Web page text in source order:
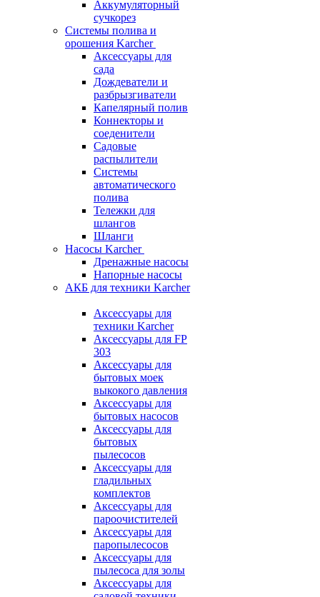
Аккумуляторный
сучкорез
Системы полива и
орошения Karcher
Аксессуары для
сада
Дождеватели и
разбрызгиватели
Капелярный полив
Коннекторы и
соеденители
Садовые
распылители
Системы
автоматического
полива
Тележки для
шлангов
Шланги
Насосы Karcher
Дренажные насосы
Напорные насосы
АКБ для техники Karcher
Аксессуары для
техники Karcher
Аксессуары для FP
303
Аксессуары для
бытовых моек
выкокого давления
Аксессуары для
бытовых насосов
Аксессуары для
бытовых
пылесосов
Аксессуары для
гладильных
комплектов
Аксессуары для
пароочистителей
Аксессуары для
паропылесосов
Аксессуары для
пылесоса для золы
Аксессуары для